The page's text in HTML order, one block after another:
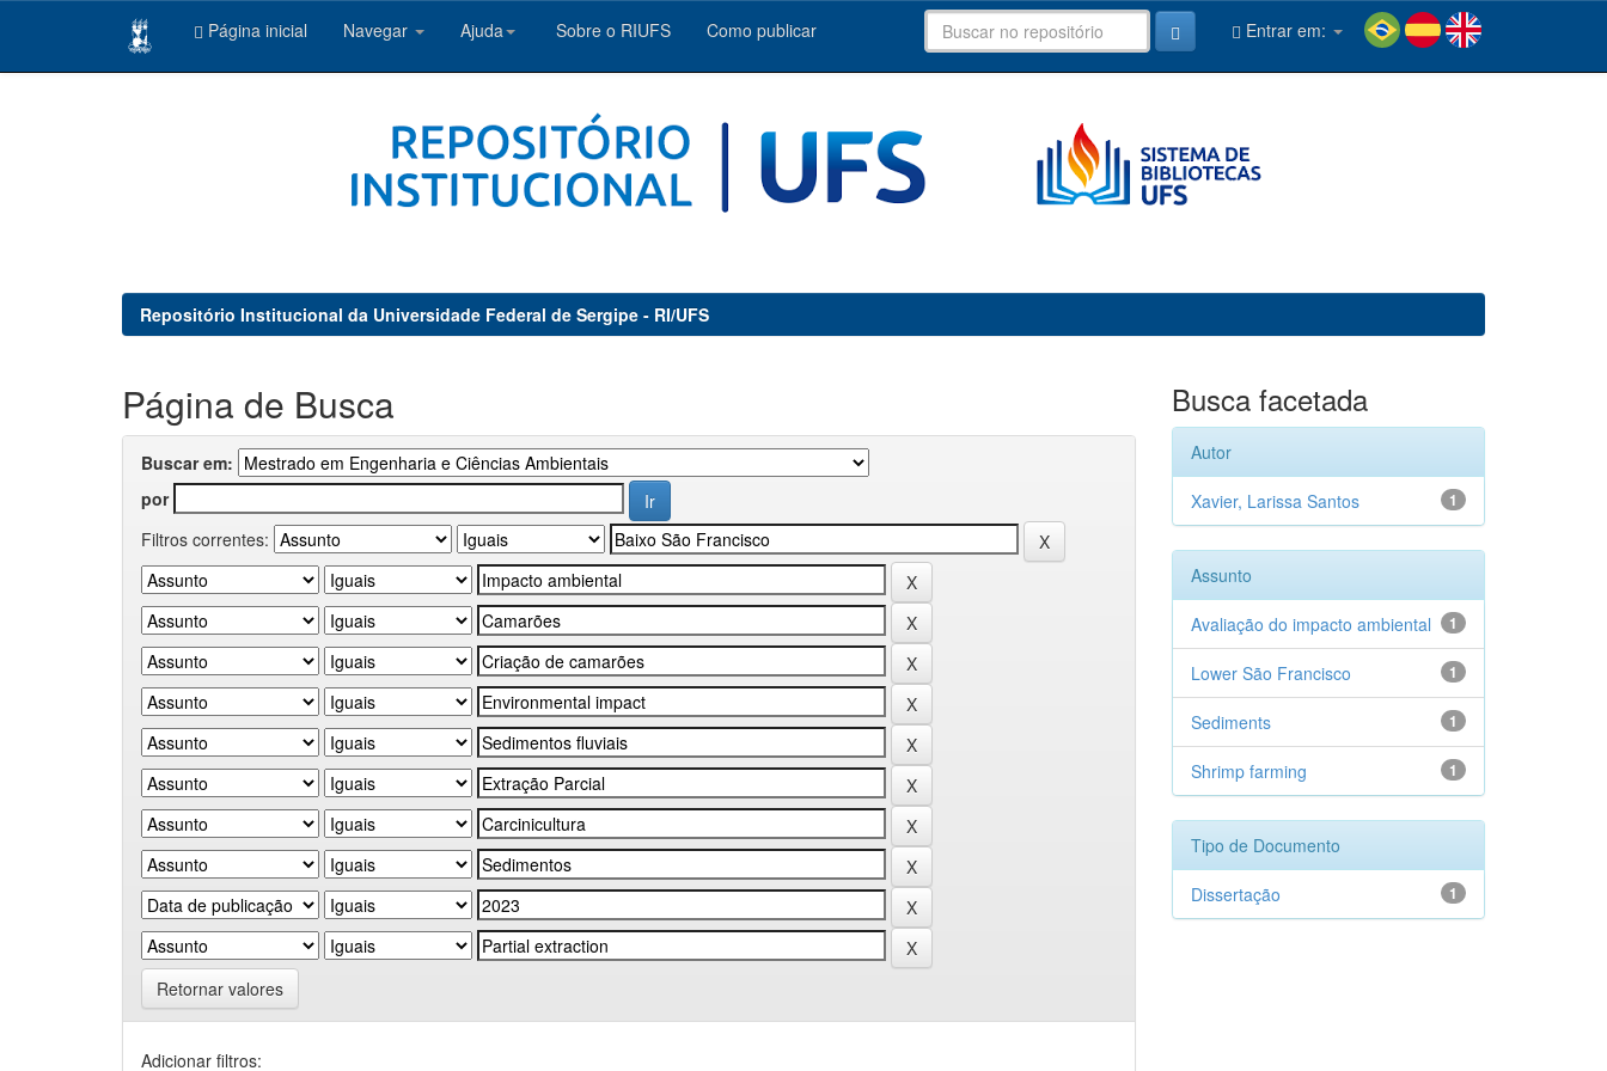
Página inicial Navegar Ajuda Sobre o RIUFS Como publicar Entrar em:
Repositório Institucional da Universidade Federal de Sergipe - RI/UFS
Página de Busca
Buscar em:
por
Filtros correntes:
Retornar valores
Adicionar filtros:
Busca facetada
Autor
1
Xavier, Larissa Santos
Assunto
1
Avaliação do impacto ambiental
1
Lower São Francisco
1
Sediments
1
Shrimp farming
Tipo de Documento
1
Dissertação